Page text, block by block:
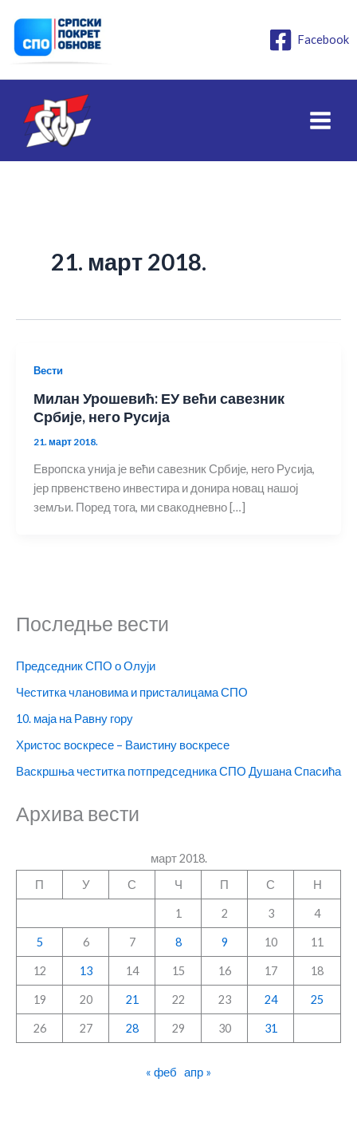
садржај
Facebook
21. март 2018.
Вести
Милан Урошевић: ЕУ већи савезник
Србије, него Русија
21. март 2018.
Европска унија је већи савезник Србије, него Русија,
јер првенствено инвестира и донира новац нашој
земљи. Поред тога, ми свакодневно […]
Последње вести
Председник СПО о Олуји
Честитка члановима и присталицама СПО
10. маја на Равну гору
Христос воскресе – Ваистину воскресе
Васкршња честитка потпредседника СПО Душана Спасића
Архива вести
март 2018.
П
У С Ч П С Н
1 2 3 4
5 6 7 8 9 10 11
12 13 14 15 16 17 18
19 20 21 22 23 24 25
26 27 28 29 30 31
« феб апр »